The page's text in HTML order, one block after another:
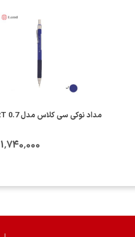
مداد نوکی سی کلاس مدل EXPERT 0.7
1٬740٬000 ریال